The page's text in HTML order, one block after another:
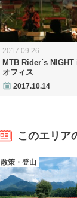
2017.09.26
MTB Rider`s NIGHT
オフィス
2017.10.14
このエリア
散策・登山